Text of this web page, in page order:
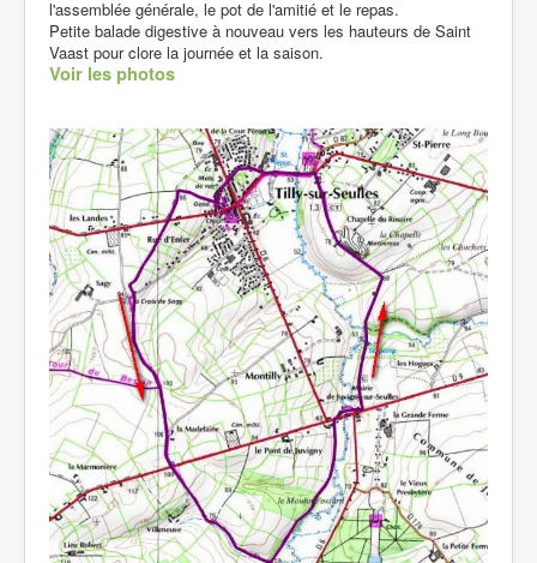
l'assemblée générale, le pot de l'amitié et le repas.
Petite balade digestive à nouveau vers les hauteurs de Saint
Vaast pour clore la journée et la saison.
Voir les photos